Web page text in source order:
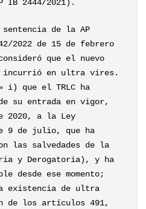
IB 2444/2021).
de la AP
2022 de 15 de febrero
que el nuevo
incurrió en ultra vires.
i) que el TRLC ha
su entrada en vigor,
2020, a la Ley
9 de julio, que ha
las salvedades de la
y Derogatoria), y ha
desde ese momento;
existencia de ultra
de los artículos 491,